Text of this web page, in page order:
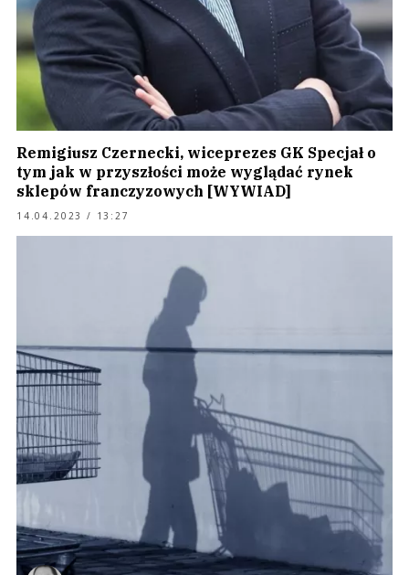
Remigiusz Czernecki, wiceprezes GK Specjał o
tym jak w przyszłości może wyglądać rynek
sklepów franczyzowych [WYWIAD]
14.04.2023 / 13:27